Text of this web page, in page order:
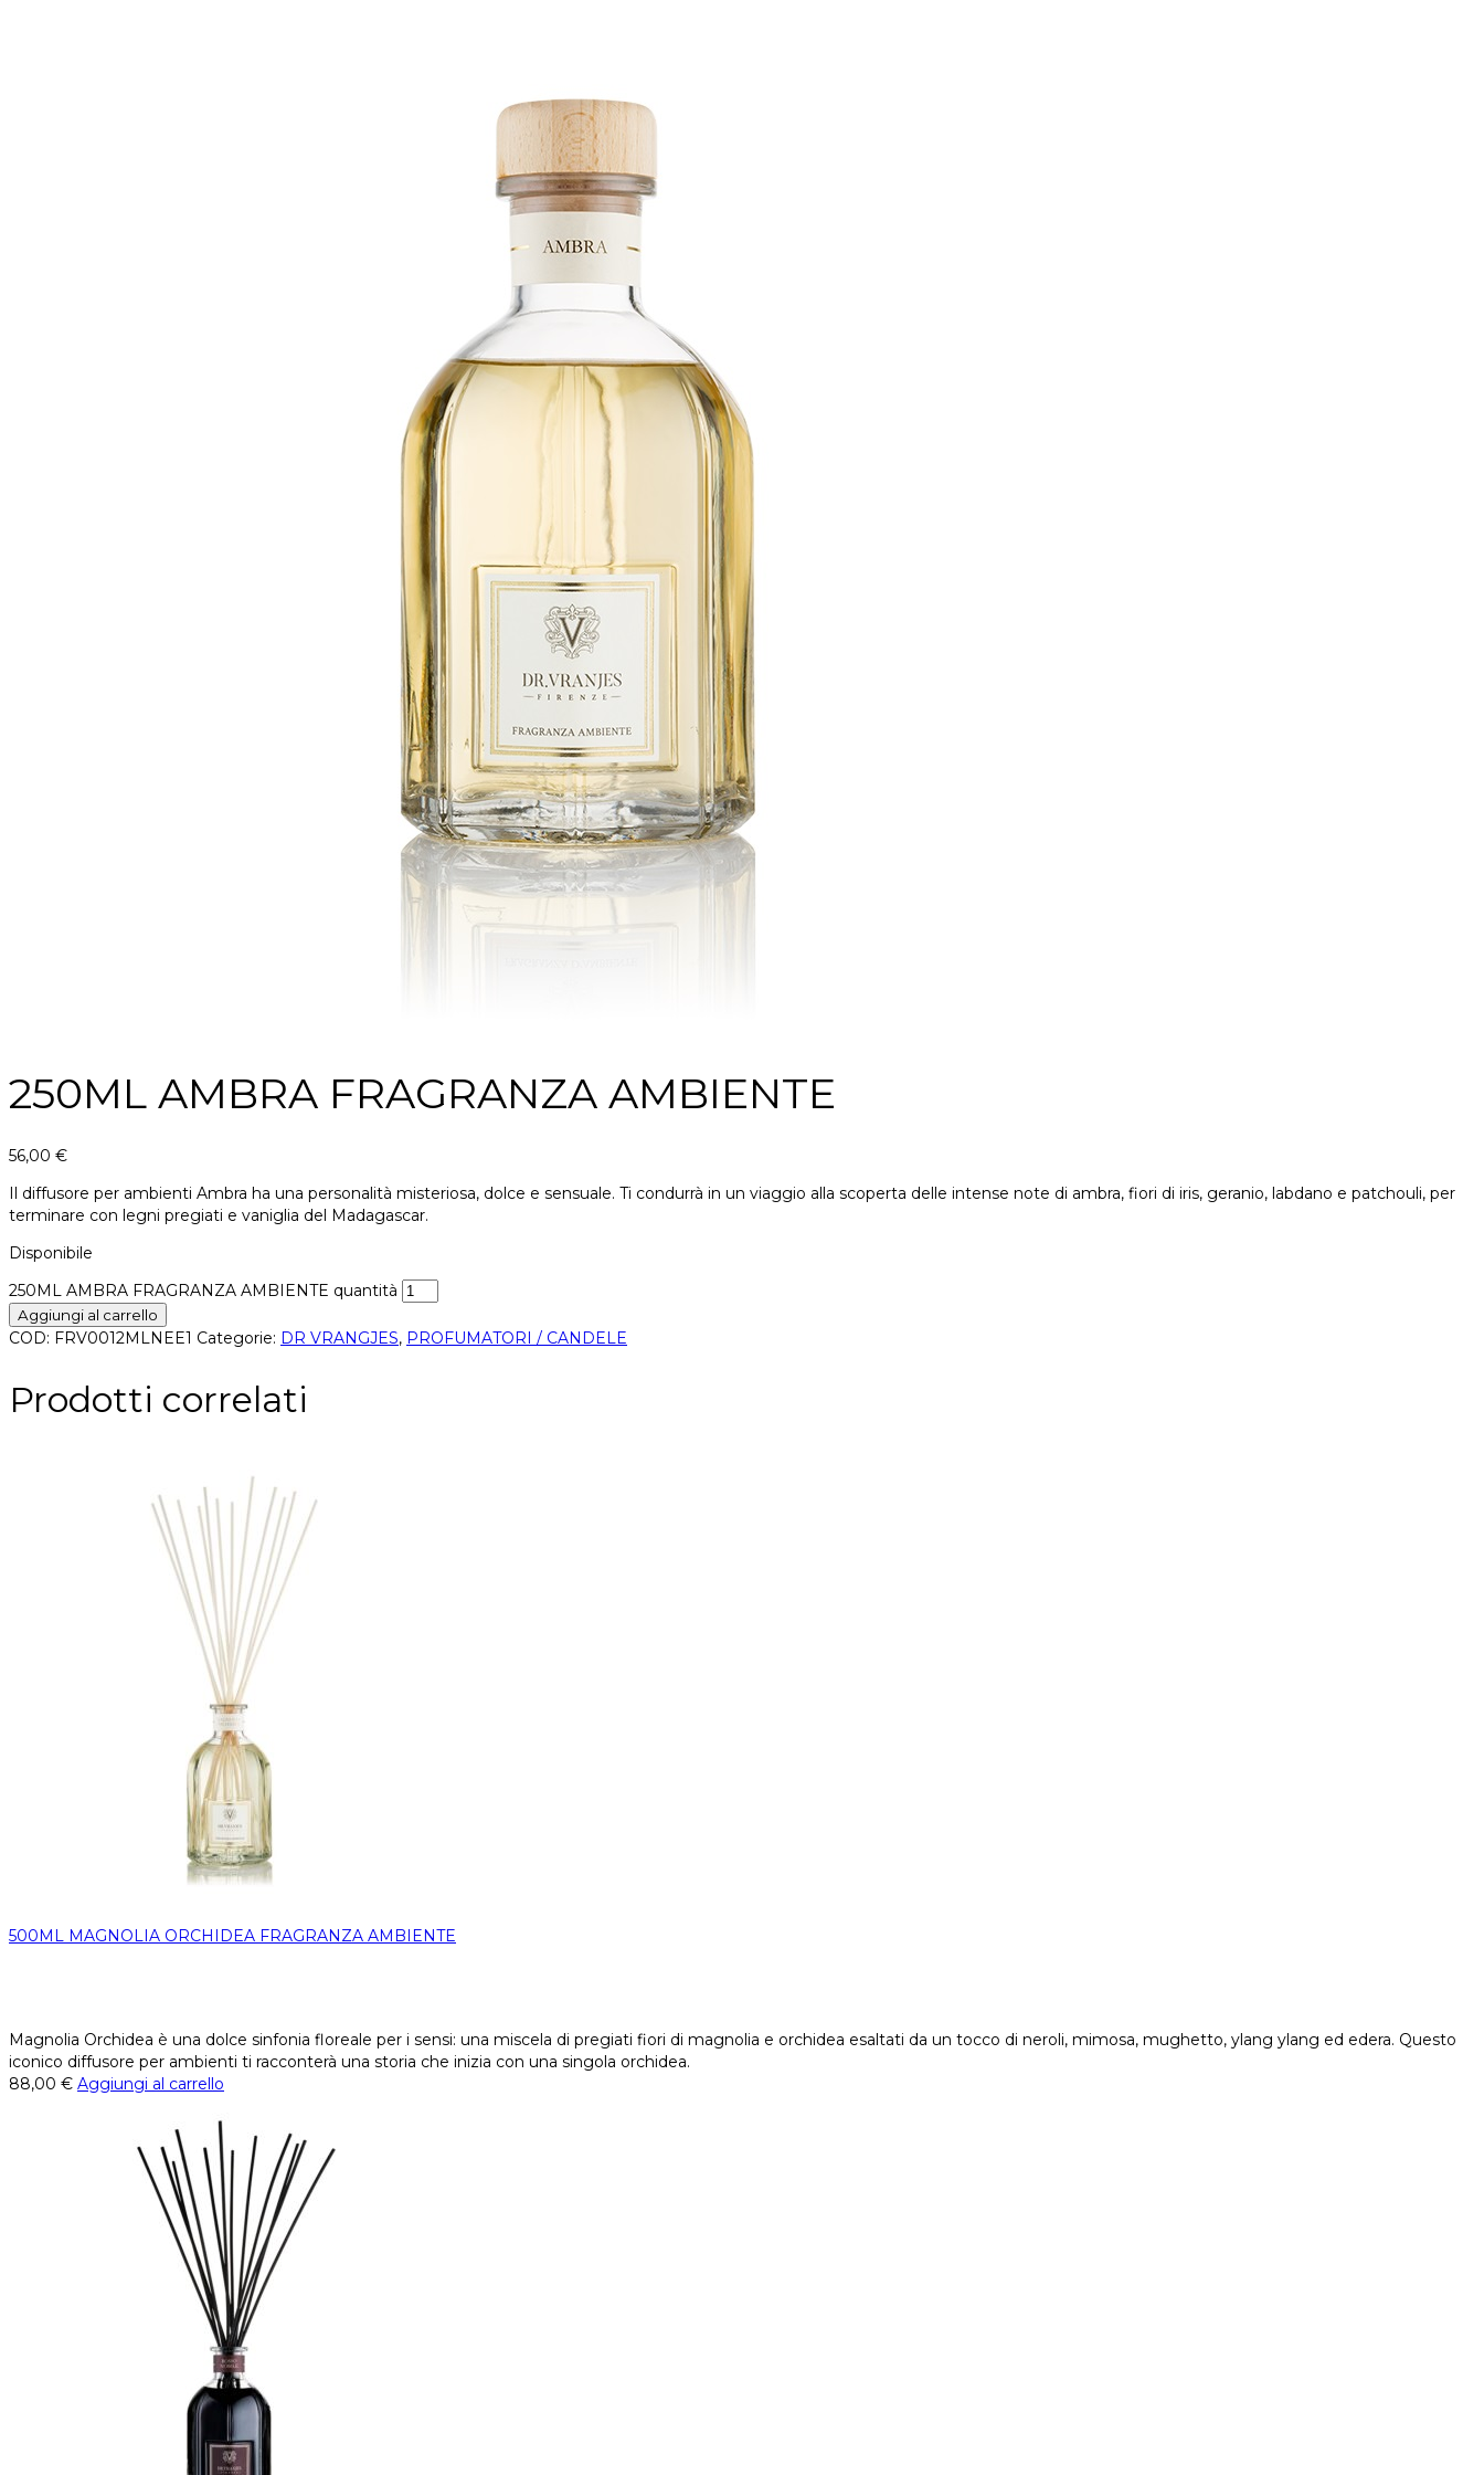
250ML AMBRA FRAGRANZA AMBIENTE
56,00 €
Il diffusore per ambienti Ambra ha una personalità misteriosa, dolce e sensuale. Ti condurrà in un viaggio alla scoperta delle intense note di ambra, fiori di iris, geranio, labdano e patchouli, per
terminare con legni pregiati e vaniglia del Madagascar.
Disponibile
250ML AMBRA FRAGRANZA AMBIENTE quantità
Aggiungi al carrello
COD: FRV0012MLNEE1 Categorie: DR VRANGJES, PROFUMATORI / CANDELE
Prodotti correlati
500ML MAGNOLIA ORCHIDEA FRAGRANZA AMBIENTE
Magnolia Orchidea è una dolce sinfonia floreale per i sensi: una miscela di pregiati fiori di magnolia e orchidea esaltati da un tocco di neroli, mimosa, mughetto, ylang ylang ed edera. Questo
iconico diffusore per ambienti ti racconterà una storia che inizia con una singola orchidea.
88,00 € Aggiungi al carrello